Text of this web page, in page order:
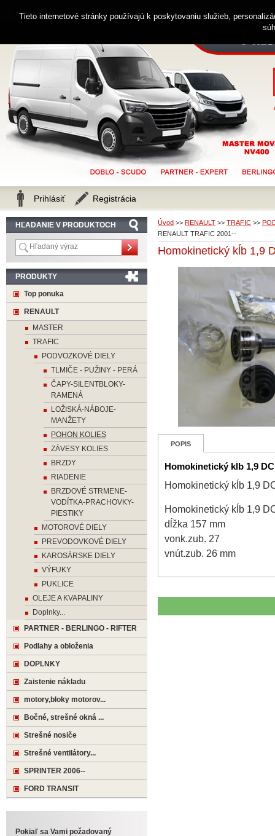
Úvod >> RENAULT >> TRAFIC >>
RENAULT TRAFIC 2001--
Homokinetický kĺb 1,9
POPIS
Homokinetický kĺb 1,9
Homokinetický kĺb 1,9
Homokinetický kĺb 1,9
dĺžka 157 mm
vonk.zub. 27
vnút.zub. 26 mm
HĽADANIE V PRODUKTOCH
PRODUKTY
Top ponuka
RENAULT
MASTER
TRAFIC
PODVOZKOVÉ DIELY
TLMIČE - PUŽINY - PERÁ
ČAPY-SILENTBLOKY-
RAMENÁ
LOŽISKÁ-NÁBOJE-
MANŽETY
POHON KOLIES
ZÁVESY KOLIES
BRZDY
RIADENIE
BRZDOVÉ STRMENE-
VODÍTKA-PRACHOVKY-
PIESTIKY
MOTOROVÉ DIELY
PREVODOVKOVÉ DIELY
KAROSÁRSKE DIELY
VÝFUKY
PUKLICE
OLEJE A KVAPALINY
Doplnky...
PARTNER - BERLINGO - RIFTER
Podlahy a obloženia
DOPLNKY
Zaistenie nákladu
motory,bloky motorov...
Bočné, strešné okná ...
Strešné nosiče
Strešné ventilátory...
SPRINTER 2006--
FORD TRANSIT
Pokiaľ sa Vami požadovaný
Zákaznícka linka 0914 238 482
Prihlásiť Registrácia
Tieto internetové stránky používajú k poskytovaniu služieb,